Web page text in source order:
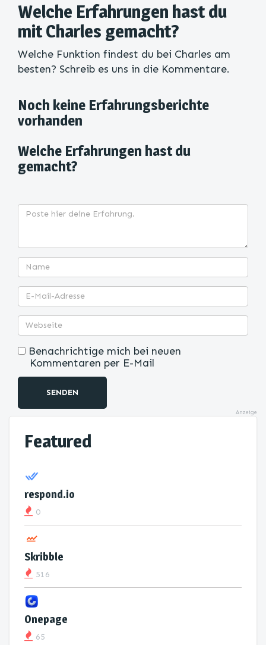
Welche Erfahrungen hast du
mit Charles gemacht?
Welche Funktion findest du bei Charles am
besten? Schreib es uns in die Kommentare.
Noch keine Erfahrungsberichte
vorhanden
Welche Erfahrungen hast du
gemacht?
Benachrichtige mich bei neuen
Kommentaren per E-Mail
SENDEN
Anzeige
Featured
respond.io
0
Skribble
516
Onepage
65